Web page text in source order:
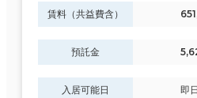
賃料（共益費含）
預託金
入居可能日 即日